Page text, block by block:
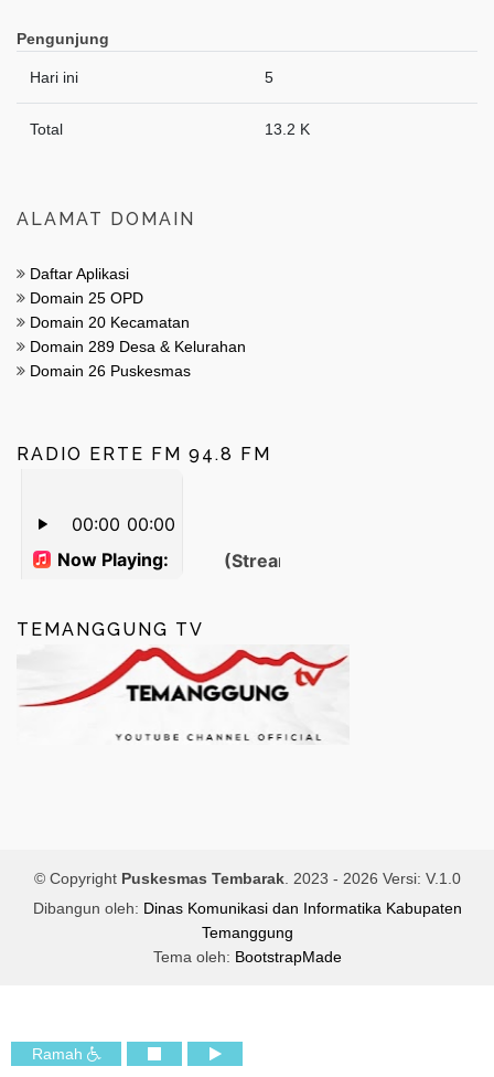
Pengunjung
Hari ini 5
Total 13.2 K
ALAMAT DOMAIN
Daftar Aplikasi
Domain 25 OPD
Domain 20 Kecamatan
Domain 289 Desa & Kelurahan
Domain 26 Puskesmas
RADIO ERTE FM 94.8 FM
TEMANGGUNG TV
© Copyright Puskesmas Tembarak. 2023 - 2026 Versi: V.1.0
Dibangun oleh: Dinas Komunikasi dan Informatika Kabupaten
Temanggung
Tema oleh: BootstrapMade
Ramah